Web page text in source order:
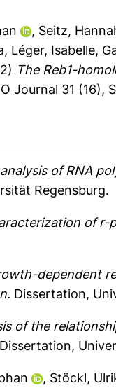
, Seitz,
, Léger, Isabelle,
The Reb1-
Journal 31 (16),
of RNA
Regensburg.
of r-
dependent
Dissertation,
of the
Dissertation,
, Stöckl,